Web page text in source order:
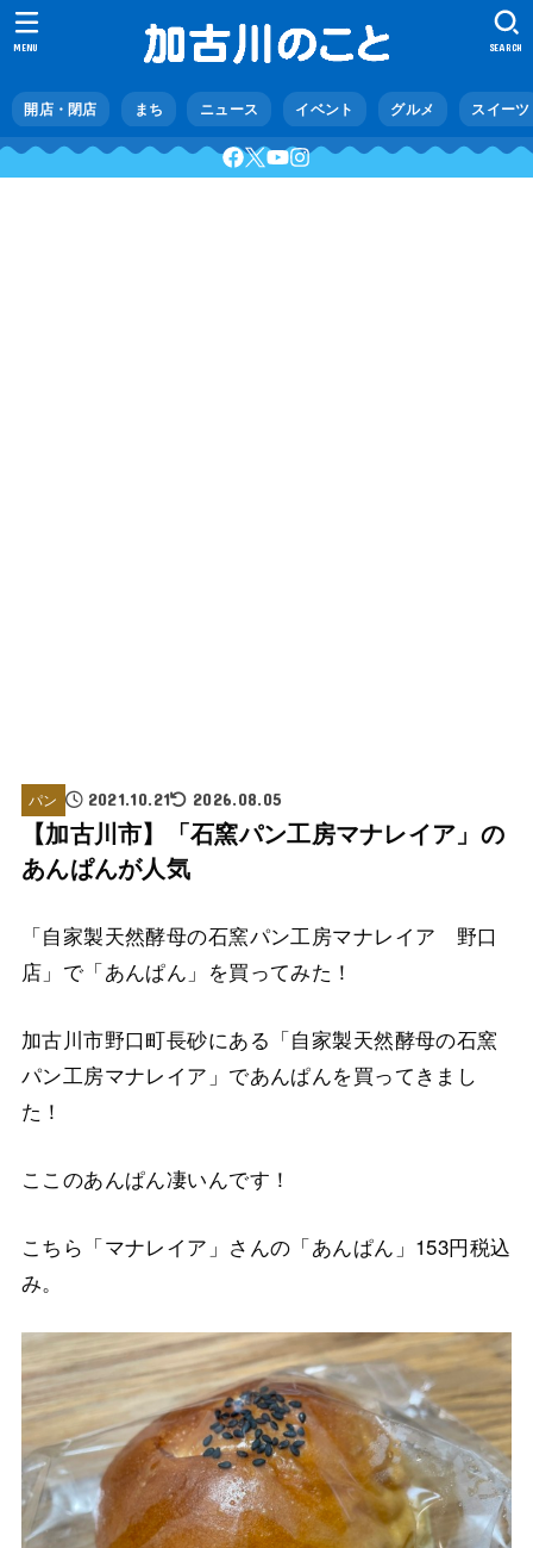
開店・閉店 まち ニュース イベント グルメ スイーツ
SEARCH
MENU
パン 2021.10.21 2026.08.05
【加古川市】「石窯パン工房マナレイア」の
あんぱんが人気
「自家製天然酵母の石窯パン工房マナレイア 野口
店」で「あんぱん」を買ってみた！
加古川市野口町長砂にある「自家製天然酵母の石窯
パン工房マナレイア」であんぱんを買ってきまし
た！
ここのあんぱん凄いんです！
こちら「マナレイア」さんの「あんぱん」153円税込
み。